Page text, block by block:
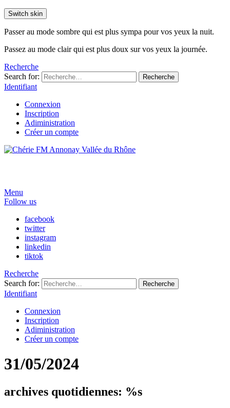
Switch skin
Passer au mode sombre qui est plus sympa pour vos yeux la nuit.
Passez au mode clair qui est plus doux sur vos yeux la journée.
Recherche
Search for:
Recherche
Identifiant
Connexion
Inscription
Adiministration
Créer un compte
Menu
Follow us
facebook
twitter
instagram
linkedin
tiktok
Recherche
Search for:
Recherche
Identifiant
Connexion
Inscription
Adiministration
Créer un compte
31/05/2024
archives quotidiennes: %s